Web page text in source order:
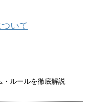
いて
ルールを徹底解説